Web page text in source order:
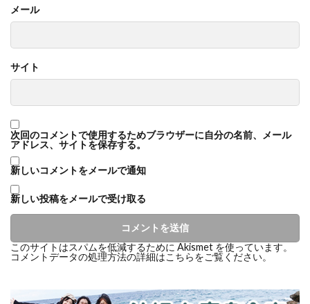
メール
サイト
次回のコメントで使用するためブラウザーに自分の名前、メール
アドレス、サイトを保存する。
新しいコメントをメールで通知
新しい投稿をメールで受け取る
このサイトはスパムを低減するために Akismet を使っています。
コメントデータの処理方法の詳細はこちらをご覧ください。